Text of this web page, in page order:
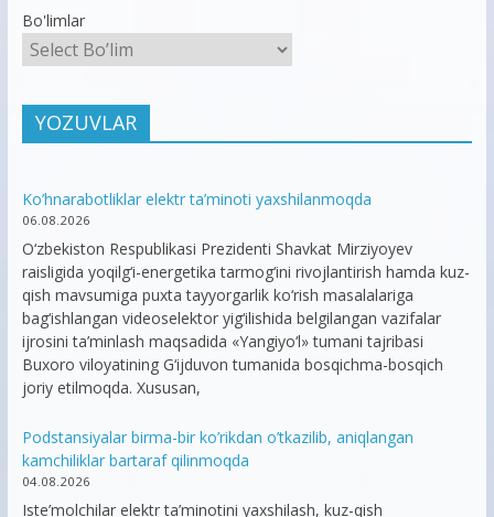
Bo'limlar
YOZUVLAR
Ko’hnarabotliklar elektr ta’minoti yaxshilanmoqda
06.08.2026
O‘zbekiston Respublikasi Prezidenti Shavkat Mirziyoyev
raisligida yoqilg‘i-energetika tarmog‘ini rivojlantirish hamda kuz-
qish mavsumiga puxta tayyorgarlik ko‘rish masalalariga
bag‘ishlangan videoselektor yig‘ilishida belgilangan vazifalar
ijrosini ta’minlash maqsadida «Yangiyo‘l» tumani tajribasi
Buxoro viloyatining G‘ijduvon tumanida bosqichma-bosqich
joriy etilmoqda. Xususan,
Podstansiyalar birma-bir ko’rikdan o’tkazilib, aniqlangan
kamchiliklar bartaraf qilinmoqda
04.08.2026
Iste’molchilar elektr ta’minotini yaxshilash, kuz-qish